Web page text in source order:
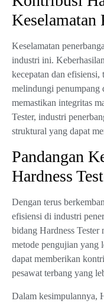
Keselamatan
Keselamatan
industri ini.
kecepatan dan
melindungi penumpang
memastikan integritas
Tester, industri
struktural yang dapat
Pandangan
Hardness
Dengan terus
efisiensi di industri
bidang Hardness Tester
metode pengujian yang
dapat memberikan
pesawat terbang yang
Dalam kesimpulannya,